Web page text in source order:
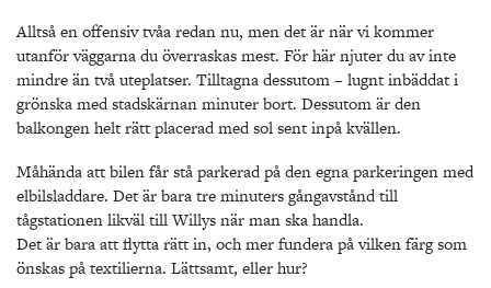
Alltså en offensiv tvåa redan nu, men det är när vi kommer
utanför väggarna du överraskas mest. För här njuter du av inte
mindre än två uteplatser. Tilltagna dessutom – lugnt inbäddat i
grönska med stadskärnan minuter bort. Dessutom är den
balkongen helt rätt placerad med sol sent inpå kvällen.
Måhända att bilen får stå parkerad på den egna parkeringen med
elbilsladdare. Det är bara tre minuters gångavstånd till
tågstationen likväl till Willys när man ska handla.
Det är bara att flytta rätt in, och mer fundera på vilken färg som
önskas på textilierna. Lättsamt, eller hur?